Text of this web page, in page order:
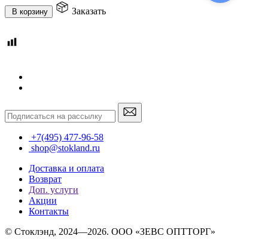
В корзину Заказать
+7(495) 477-96-58
shop@stokland.ru
Доставка и оплата
Возврат
Доп. услуги
Акции
Контакты
© Стоклэнд, 2024—2026. ООО «ЗЕВС ОПТТОРГ»